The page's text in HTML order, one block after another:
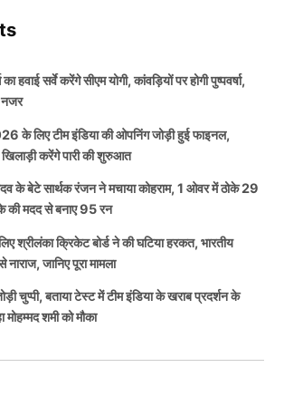
(IND vs WI) के बीच खेले जा रहे इस
जीतकर भारतीय टीम ने पहले बल्लेबाजी
पहले बल्लेबाजी करते हुए भारतीय टीम ने
Jaiswal) के 175, शुभमन गिल
129, साई सुदर्शन (Sai Sudharsan) के
(Nitish Kumar Reddy( के 43 एवं ध्रुव
पारी की घोषणा कर दी.
की टीम (IND vs WI) बल्लेबाजी
पारी में तो भारतीय गेंदबाजों ने वेस्टइंडीज को
इस एशियन गेम्स का काफी बेसब्री से
आगाज 17 सितंबर से किया जाने वाला है।
लिए बता दें कि बोर्ड ने इस एशियन गेम्स के
का ऐलान कर दिया था, लेकिन अब ओपनिंग के
भेजा जाए ये बोर्ड के समझ में नहीं आ रहा
है इस एशियन गेम्स में भारतीय टीम की
ओपनिंग करते हुए नजर आने वाले हैं।
2026 के लिए फाइनल
हवाई सर्वे करेंगे सीएम योगी, कांवड़ियों पर होगी पुष्पवर्षा,
नजर
लिए टीम इंडिया की ओपनिंग जोड़ी हुई फाइनल,
करेंगे पारी की शुरुआत
के बेटे सार्थक रंजन ने मचाया कोहराम, 1 ओवर में ठोके 29
मदद से बनाए 95 रन
श्रीलंका क्रिकेट बोर्ड ने की घटिया हरकत, भारतीय
जानिए पूरा मामला
चुप्पी, बताया टेस्ट में टीम इंडिया के खराब प्रदर्शन के
मोहम्मद शमी को मौका